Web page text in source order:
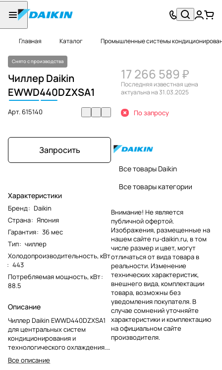
Главная Каталог Промышленные системы
Снято с производства
Чиллер Daikin
EWWD440DZXSA1
Арт.615140
Запросить
Характеристики
Бренд: Daikin
Страна: Япония
Гарантия: 36 мес
Тип: чиллер
Холодопроизводительность, кВт
: 443
Потребляемая мощность, кВт:
88.5
Описание
Чиллер Daikin EWWD440DZXSA1
для центральных систем
кондиционирования и
технологического охлаждения.
Модель снята с производства и
рассматривается для
Все описание
17 266 589 ₽
Последняя известная цена
актуальна на 31.03.2025
По запросу
Все товары Daikin
Все товары категории
Внимание! Не является
публичной офертой.
Изображения, размещенные на
нашем сайте ru-daikin.ru, в том
числе размер и цвет, могут
отличаться от вида товара в
реальности. Изменение
технических характеристик,
внешнего вида, комплектации
товара, возможны без
уведомления покупателя. В
случае сомнений уточняйте
характеристики и комплектацию
на официальном сайте
производителя.